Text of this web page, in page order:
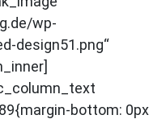
wp-
design51.png“
bottom: 0px